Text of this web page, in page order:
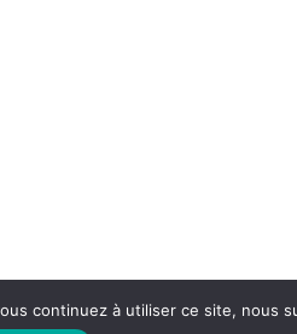
continuez à utiliser ce site, nous